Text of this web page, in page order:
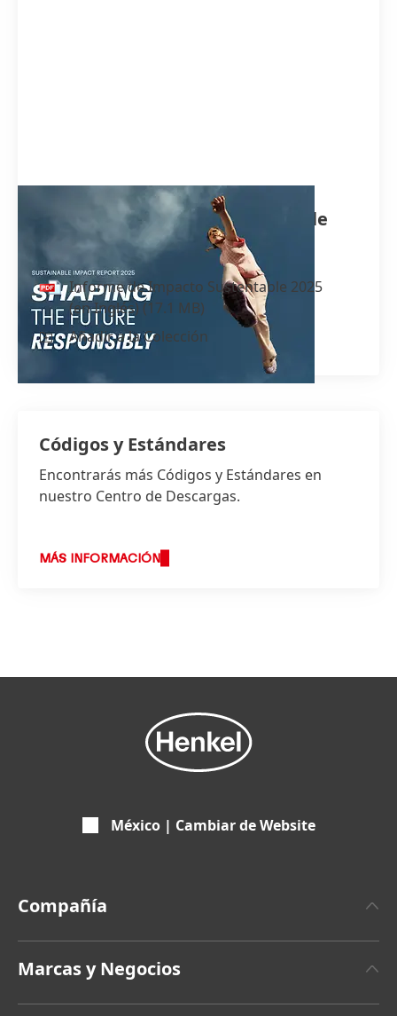
Informe de Impacto Sustentable
2025(en Inglés)
Informe de Impacto Sustentable 2025
(en Inglés)(17.1 MB)
Añadir a la Colección
Códigos y Estándares
Encontrarás más Códigos y Estándares en
nuestro Centro de Descargas.
MÁS INFORMACIÓN
México | Cambiar de Website
Compañía
Marcas y Negocios